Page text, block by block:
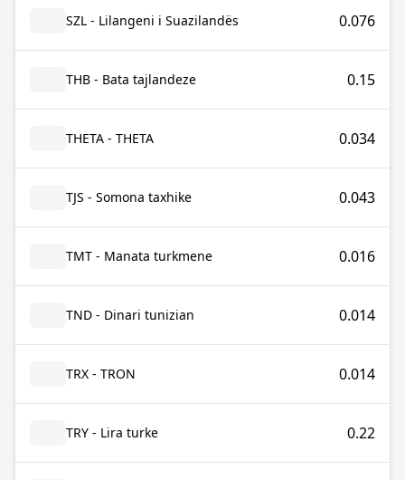
SZL - Lilangeni i Suazilandës 0.076
THB - Bata tajlandeze 0.15
THETA - THETA 0.034
TJS - Somona taxhike 0.043
TMT - Manata turkmene 0.016
TND - Dinari tunizian 0.014
TRX - TRON 0.014
TRY - Lira turke 0.22